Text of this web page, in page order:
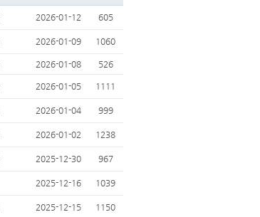
2026-01-12 605
2026-01-09 1060
2026-01-08 526
2026-01-05 1111
2026-01-04 999
2026-01-02 1238
2025-12-30 967
2025-12-16 1039
2025-12-15 1150